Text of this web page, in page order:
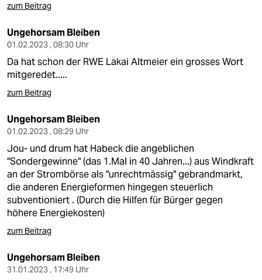
zum Beitrag
Ungehorsam Bleiben
01.02.2023 , 08:30 Uhr
Da hat schon der RWE Lakai Altmeier ein grosses Wort
mitgeredet.....
zum Beitrag
Ungehorsam Bleiben
01.02.2023 , 08:29 Uhr
Jou- und drum hat Habeck die angeblichen
"Sondergewinne" (das 1.Mal in 40 Jahren...) aus Windkraft
an der Strombörse als "unrechtmässig" gebrandmarkt,
die anderen Energieformen hingegen steuerlich
subventioniert . (Durch die Hilfen für Bürger gegen
höhere Energiekosten)
zum Beitrag
Ungehorsam Bleiben
31.01.2023 , 17:49 Uhr